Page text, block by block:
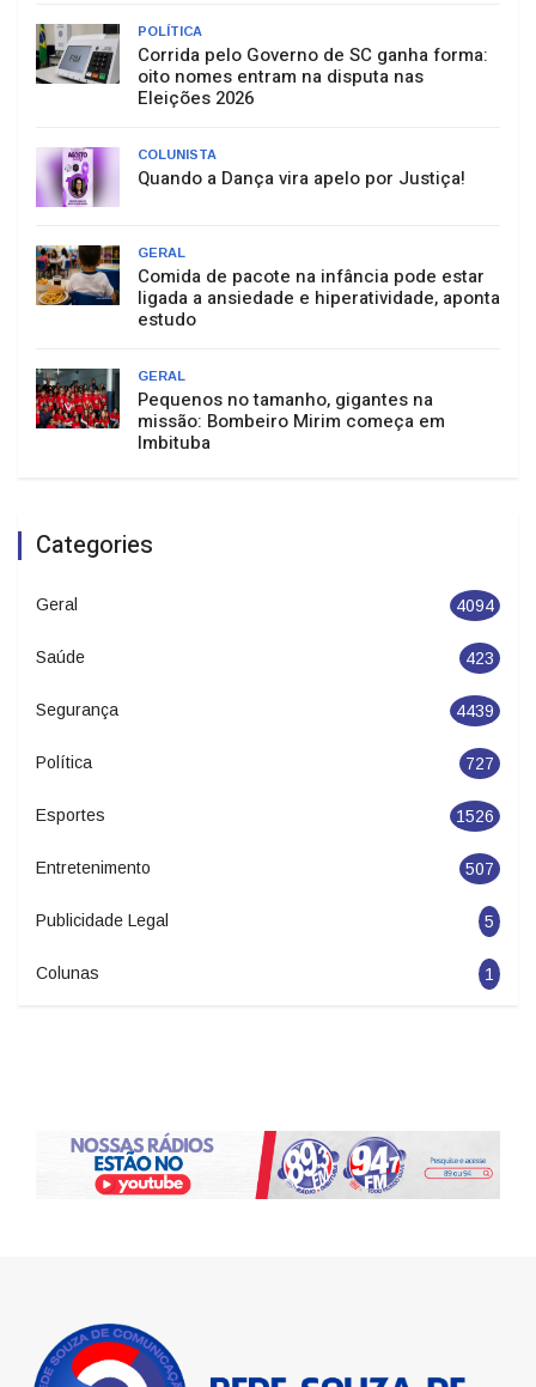
POLÍTICA
Corrida pelo Governo de SC ganha forma:
oito nomes entram na disputa nas
Eleições 2026
COLUNISTA
Quando a Dança vira apelo por Justiça!
GERAL
Comida de pacote na infância pode estar
ligada a ansiedade e hiperatividade, aponta
estudo
GERAL
Pequenos no tamanho, gigantes na
missão: Bombeiro Mirim começa em
Imbituba
Categories
Geral 4094
Saúde 423
Segurança 4439
Política 727
Esportes 1526
Entretenimento 507
Publicidade Legal 5
Colunas 1